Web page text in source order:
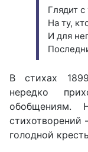
Глядит
На ту,
И для
В стихах
нередко
обобщениям.
стихотворений
голодной